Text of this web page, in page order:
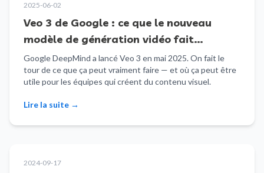
2025-06-02
Veo 3 de Google : ce que le nouveau
modèle de génération vidéo fait
concrètement
Google DeepMind a lancé Veo 3 en mai 2025. On fait le
tour de ce que ça peut vraiment faire — et où ça peut être
utile pour les équipes qui créent du contenu visuel.
Lire la suite →
2024-09-17